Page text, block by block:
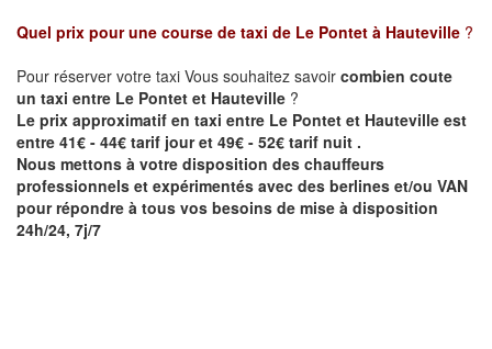
Quel prix pour une course de taxi de Le Pontet à Hauteville ?
Pour réserver votre taxi Vous souhaitez savoir combien coute
un taxi entre Le Pontet et Hauteville ?
Le prix approximatif en taxi entre Le Pontet et Hauteville est
entre 41€ - 44€ tarif jour et 49€ - 52€ tarif nuit .
Nous mettons à votre disposition des chauffeurs
professionnels et expérimentés avec des berlines et/ou VAN
pour répondre à tous vos besoins de mise à disposition
24h/24, 7j/7